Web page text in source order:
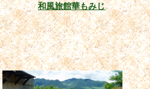
和風旅館華もみじ